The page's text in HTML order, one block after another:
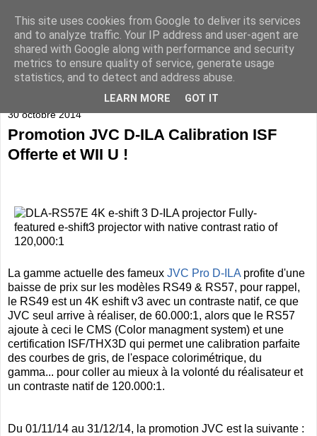
30 octobre 2014
Promotion JVC D-ILA Calibration ISF
Offerte et WII U !
La gamme actuelle des fameux JVC Pro D-ILA profite d'une
baisse de prix sur les modèles RS49 & RS57, pour rappel,
le RS49 est un 4K eshift v3 avec un contraste natif, ce que
JVC seul arrive à réaliser, de 60.000:1, alors que le RS57
ajoute à ceci le CMS (Color managment system) et une
certification ISF/THX3D qui permet une calibration parfaite
des courbes de gris, de l'espace colorimétrique, du
gamma... pour coller au mieux à la volonté du réalisateur et
un contraste natif de 120.000:1.
Du 01/11/14 au 31/12/14, la promotion JVC est la suivante :
This site uses cookies from Google to deliver its services
and to analyze traffic. Your IP address and user-agent are
shared with Google along with performance and security
metrics to ensure quality of service, generate usage
statistics, and to detect and address abuse.
LEARN MORE GOT IT